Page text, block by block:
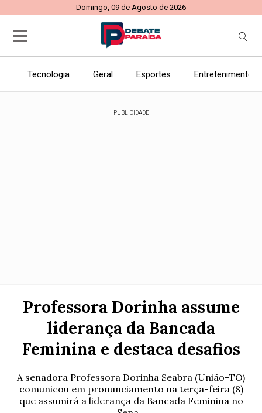
Domingo, 09 de Agosto de 2026
Tecnologia Geral Esportes Entretenimento
PUBLICIDADE
Professora Dorinha assume
liderança da Bancada
Feminina e destaca desafios
A senadora Professora Dorinha Seabra (União-TO)
comunicou em pronunciamento na terça-feira (8)
que assumirá a liderança da Bancada Feminina no